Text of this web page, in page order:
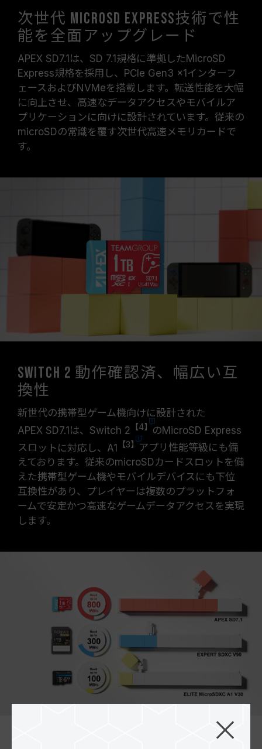
次世代 MicroSD Express技術で性
能を全面アップグレード
APEX SD7.1は、SD 7.1規格に準拠したMicroSD
Express規格を採用し、PCIe Gen3 x1インターフ
ェースおよびNVMeを搭載します。転送性能を大幅
に向上させ、高速なデータアクセスやモバイルア
プリケーションに向けに設計されています。従来の
microSDの常識を覆す次世代高速メモリカードで
す。
Switch 2 動作確認済、幅広い互
換性
新世代の携帯型ゲーム機向けに設計された
APEX SD7.1は、Switch 2 【4】のMicroSD Express
スロ ットに対応し、A1 【3】アプリ性能等級にも備
えております。従来のmicroSDカードスロットを備
えた携帯型ゲーム機やモバイルデバイスにも下位
互換性があり、プレイヤーは複数のプラットフォ
ームで安定かつ高速なゲームデータアクセスを実現
します。